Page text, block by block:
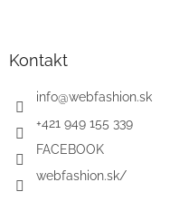
Kontakt
info@webfashion.sk
+421 949 155 339
FACEBOOK
webfashion.sk/